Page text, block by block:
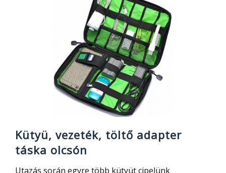
Kütyü, vezeték, töltő adapter
táska olcsón
Utazás során egyre több kütyüt cipelünk